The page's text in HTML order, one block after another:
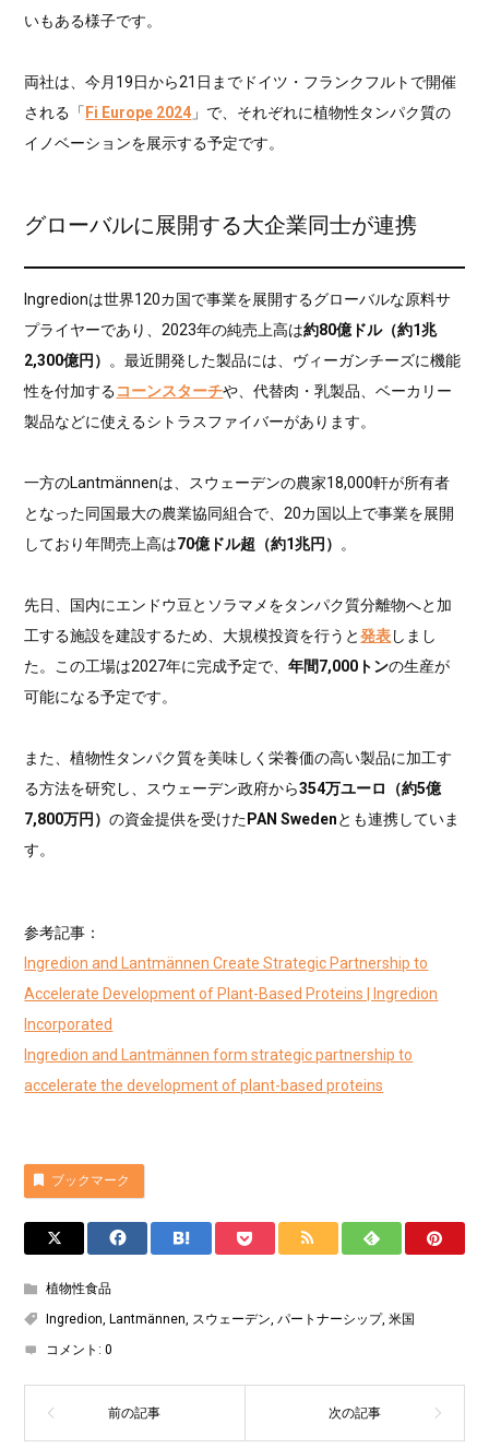
いもある様子です。
両社は、今月19日から21日までドイツ・フランクフルトで開催
される「 Fi Europe 2024 」で、それぞれに植物性タンパク質の
イノベーションを展示する予定です。
グローバルに展開する大企業同士が連携
Ingredionは世界120カ国で事業を展開するグローバルな原料サ
プライヤーであり、2023年の純売上高は約80億ドル（約1兆
2,300億円） 。最近開発した製品には、ヴィーガンチーズに機能
性を付加するコーンスターチや、代替肉・乳製品、ベーカリー
製品などに使えるシトラスファイバーがあります。
一方のLantmännenは、スウェーデンの農家18,000軒が所有者
となった同国最大の農業協同組合で、20カ国以上で事業を展開
しており年間売上高は70億ドル超（約1兆円） 。
先日、国内にエンドウ豆とソラマメをタンパク質分離物へと加
工する施設を建設するため、大規模投資を行うと発表しまし
た。この工場は2027年に完成予定で、年間7,000トンの生産が
可能になる予定です。
また、植物性タンパク質を美味しく栄養価の高い製品に加工す
る方法を研究し、スウェーデン政府から354万ユーロ（約5億
7,800万円）の資金提供を受けた PAN Swedenとも連携していま
す。
参考記事：
Ingredion and Lantmännen Create Strategic Partnership to
Accelerate Development of Plant-Based Proteins | Ingredion
Incorporated
Ingredion and Lantmännen form strategic partnership to
accelerate the development of plant-based proteins
ブックマーク
植物性食品
Ingredion, Lantmännen, スウェーデン,パートナーシップ,米国
コメント:0